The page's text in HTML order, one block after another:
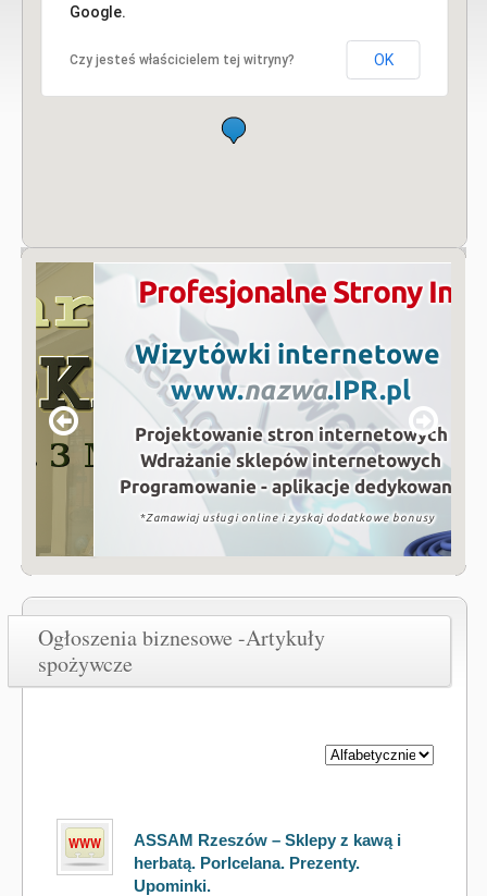
Google.
Czy jesteś właścicielem tej witryny? OK
Ogłoszenia biznesowe -Artykuły
spożywcze
ASSAM Rzeszów – Sklepy z kawą i
herbatą. Porlcelana. Prezenty.
Upominki.